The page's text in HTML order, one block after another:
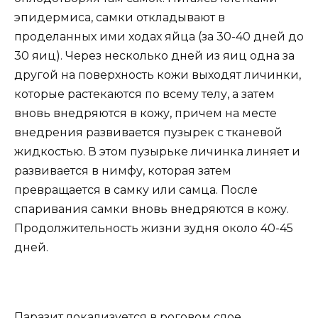
эпидермиса, самки откладывают в
проделанных ими ходах яйца (за 30-40 дней до
30 яиц). Через несколько дней из яиц одна за
другой на поверхность кожи выходят личинки,
которые растекаются по всему телу, а затем
вновь внедряются в кожу, причем на месте
внедрения развивается пузырек с тканевой
жидкостью. В этом пузырьке личинка линяет и
развивается в нимфу, которая затем
превращается в самку или самца. После
спаривания самки вновь внедряются в кожу.
Продолжительность жизни зудня около 40-45
дней.